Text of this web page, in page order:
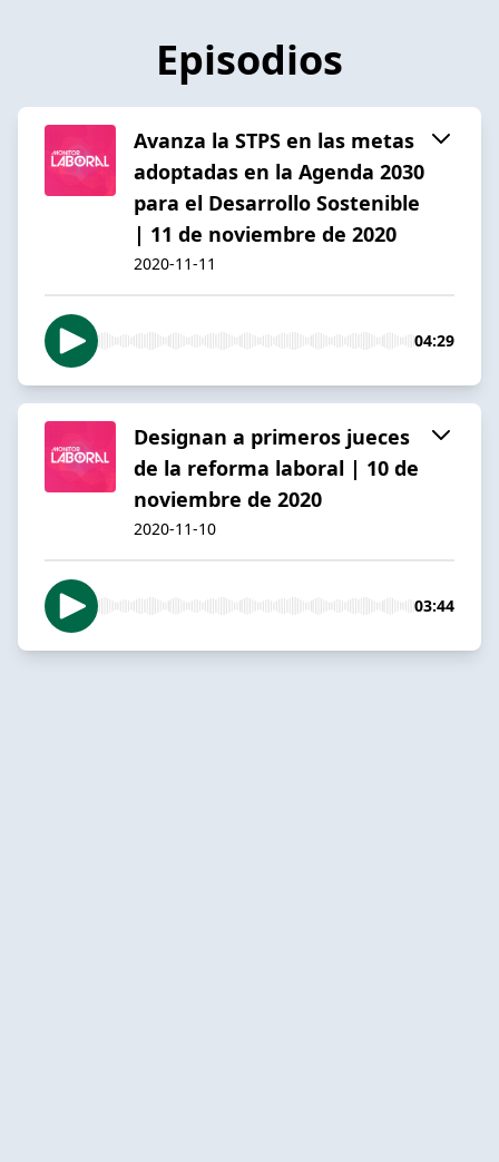
Episodios
Avanza la STPS en las metas
adoptadas en la Agenda 2030
para el Desarrollo Sostenible
| 11 de noviembre de 2020
2020-11-11
04:29
Designan a primeros jueces
de la reforma laboral | 10 de
noviembre de 2020
2020-11-10
03:44